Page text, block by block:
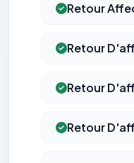
Retour
Retour
Retour
Retour